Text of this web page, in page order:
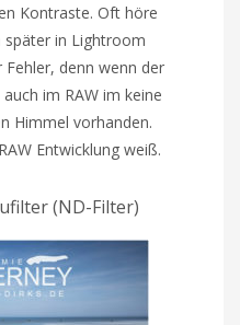
Kontraste. Oft höre
später in Lightroom
denn wenn der
im RAW im keine
Himmel vorhanden.
Entwicklung weiß.
(ND-Filter)